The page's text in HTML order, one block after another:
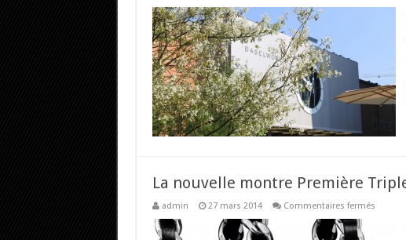
La nouvelle montre Première
admin 27 mars 2014 Commentaires ferméssur